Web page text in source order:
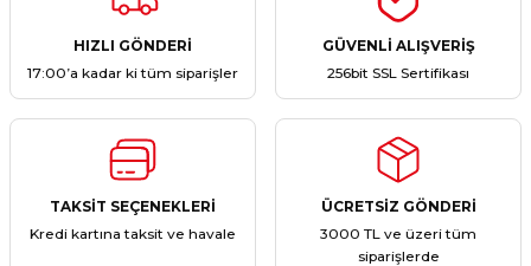
HIZLI GÖNDERİ
17:00’a kadar ki tüm siparişler
GÜVENLİ ALIŞVERİŞ
256bit SSL Sertifikası
TAKSİT SEÇENEKLERİ
Kredi kartına taksit ve havale
ÜCRETSİZ GÖNDERİ
3000 TL ve üzeri tüm
siparişlerde